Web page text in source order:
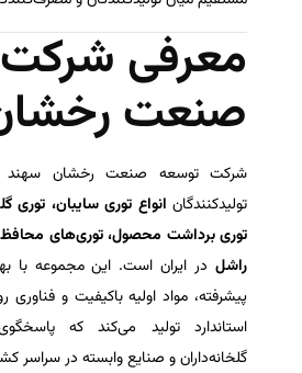
معرفی
صنعت
شرکت توسعه صنعت رخشان سهند
تولیدکنندگان انواع توری سایبان، توری
توری برداشت محصول، توری‌های
راشل در ایران است. این مجموعه با
پیشرفته، مواد اولیه باکیفیت و فناوری
استاندارد تولید می‌کند که
گلخانه‌داران و صنایع وابسته در سراسر